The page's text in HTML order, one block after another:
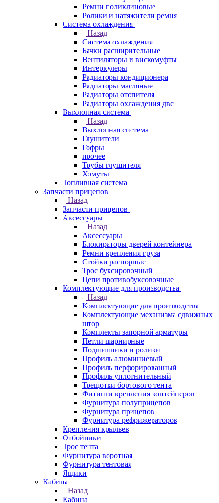
Ремни поликлиновые
Ролики и натяжители ремня
Система охлаждения
Назад
Система охлаждения
Бачки расширительные
Вентиляторы и вискомуфты
Интеркулеры
Радиаторы кондиционера
Радиаторы масляные
Радиаторы отопителя
Радиаторы охлаждения двс
Выхлопная система
Назад
Выхлопная система
Глушители
Гофры
прочее
Трубы глушителя
Хомуты
Топливная система
Запчасти прицепов
Назад
Запчасти прицепов
Аксессуары
Назад
Аксессуары
Блокираторы дверей контейнера
Ремни крепления груза
Стойки распорные
Трос буксировочный
Цепи противобуксовочные
Комплектующие для производства
Назад
Комплектующие для производства
Комплектующие механизма сдвижных
штор
Комплекты запорной арматуры
Петли шарнирные
Подшипники и ролики
Профиль алюминиевый
Профиль перфорированный
Профиль уплотнительный
Трещотки бортового тента
Фитинги крепления контейнеров
Фурнитура полуприцепов
Фурнитура прицепов
Фурнитура рефрижераторов
Крепления крыльев
Отбойники
Трос тента
Фурнитура воротная
Фурнитура тентовая
Ящики
Кабина
Назад
Кабина